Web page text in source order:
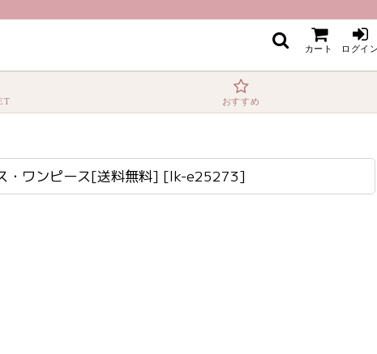
カート ログイ
おすすめ
]
・ワンピース[送料無料] [lk-e25273]